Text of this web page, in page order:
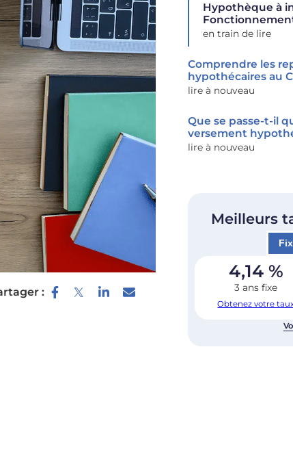
:
Hypothèque à
en train de lire
Comprendre les
hypothécaires au
lire à nouveau
Que se passe-t-il
versement
lire à nouveau
Meilleurs
4,14 %
3 ans fixe
Obtenez votre